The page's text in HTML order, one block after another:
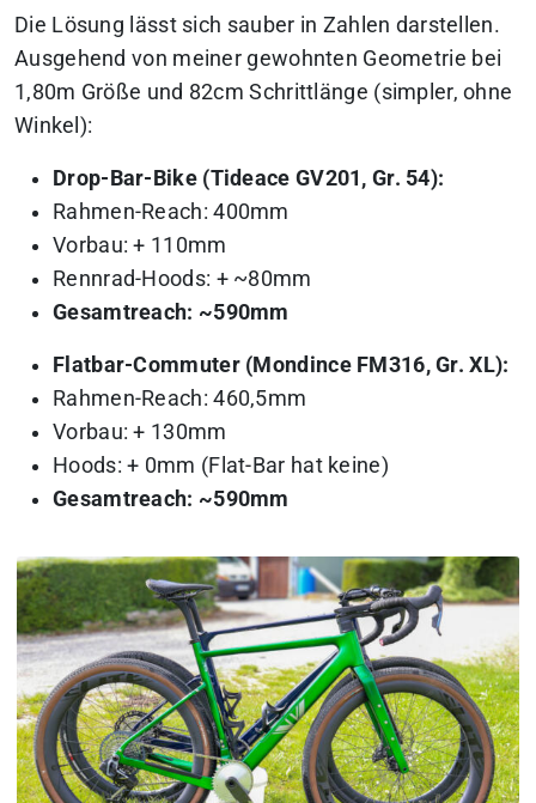
Die Lösung lässt sich sauber in Zahlen darstellen.
Ausgehend von meiner gewohnten Geometrie bei
1,80m Größe und 82cm Schrittlänge (simpler, ohne
Winkel):
Drop-Bar-Bike (Tideace GV201, Gr. 54):
Rahmen-Reach: 400mm
Vorbau: + 110mm
Rennrad-Hoods: + ~80mm
Gesamtreach: ~590mm
Flatbar-Commuter (Mondince FM316, Gr. XL):
Rahmen-Reach: 460,5mm
Vorbau: + 130mm
Hoods: + 0mm (Flat-Bar hat keine)
Gesamtreach: ~590mm